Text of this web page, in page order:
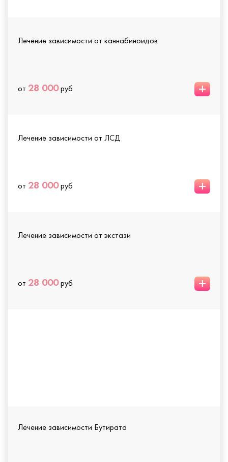
Лечение зависимости от каннабиноидов
от 28 000руб +
Лечение зависимости от ЛСД
от 28 000руб +
Лечение зависимости от экстази
от 28 000руб +
Лечение зависимости Бутирата